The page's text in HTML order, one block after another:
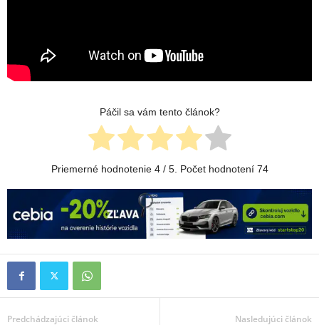
Páčil sa vám tento článok?
Priemerné hodnotenie 4/ 5. Počet hodnotení 74
Predchádzajúci článok Nasledujúci článok